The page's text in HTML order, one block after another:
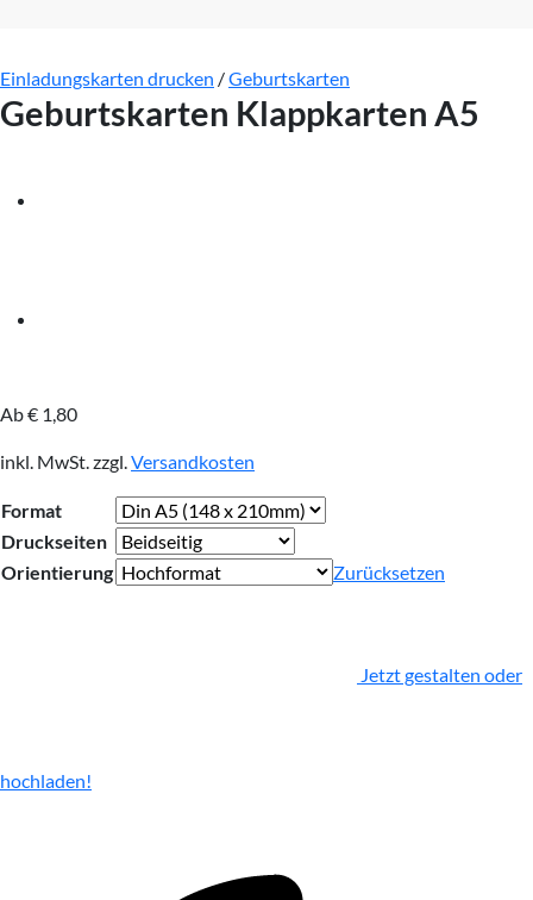
Einladungskarten drucken /Geburtskarten
Geburtskarten Klappkarten A5
Ab€ 1,80
inkl. MwSt.zzgl.Versandkosten
Format
Druckseiten
Orientierung
Zurücksetzen
Jetzt gestalten oder
hochladen!